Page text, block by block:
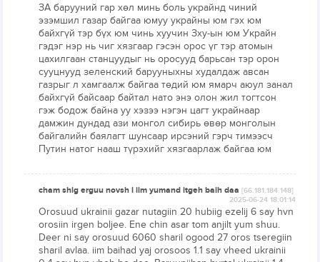
ЗА барууний гар хөл минь боль украйнд чиний
эзэмшил газар байгаа юмуу украйны юм гэх юм
байхгүй тэр бүх юм чинь хуучин Зху-ын юм Украйн
гэдэг нэр нь чиг хязгаар гэсэн орос үг тэр атомын
цахилгаан станцуудыг нь оросууд барьсан тэр орон
сууцнууд зеленский барууныхны худалдаж авсан
газрыг л хамгаалж байгаа төдий юм ямарч аюул занал
байхгүй байсаар байтал нато энэ олон жил тогтсон
гэж бодож байна уу хэзээ нэгэн цагт украйнаар
дамжин дундад ази монгол сибирь өвөр монголын
байгалийн баялагт шунсаар ирсэний гэрч тимээсч
Путин натог нааш түрэхийг хязгаарлаж байгаа юм
cham shig erguu novsh l iim yumand itgeh baih daa[66.181.184.148]
2025-06-24 18:01:14
Orosuud ukrainii gazar nutagiin 20 hubiig ezelij 6 say hvn
orosiin irgen boljee. Ene chin asar tom anjilt yum shuu.
Deer ni say orosuud 6060 sharil ogood 27 oros tseregiin
sharil avlaa. iim baihad yaj orosoos 1.1 say vheed ukrainii